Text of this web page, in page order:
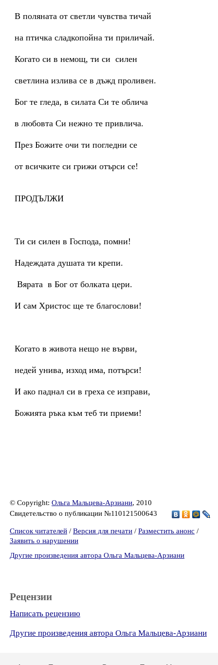
В поляната от светли чувства тичай
на птичка сладкопойна ти приличай.
Когато си в немощ, ти си силен
светлина излива се в дъжд проливен.
Бог те гледа, в силата Си те облича
в любовта Си нежно те привлича.
През Божите очи ти погледни се
от всичките си грижи отърси се!
ПРОДЪЛЖИ
Ти си силен в Господа, помни!
Надеждата душата ти крепи.
Вярата в Бог от болката цери.
И сам Христос ще те благослови!
Когато в живота нещо не върви,
недей унива, изход има, потърси!
И ако паднал си в греха се изправи,
Божията ръка към теб ти приеми!
© Copyright: Ольга Мальцева-Арзиани, 2010
Свидетельство о публикации №110121500643
Список читателей / Версия для печати / Разместить анонс /
Заявить о нарушении
Другие произведения автора Ольга Мальцева-Арзиани
Рецензии
Написать рецензию
Другие произведения автора Ольга Мальцева-Арзиани